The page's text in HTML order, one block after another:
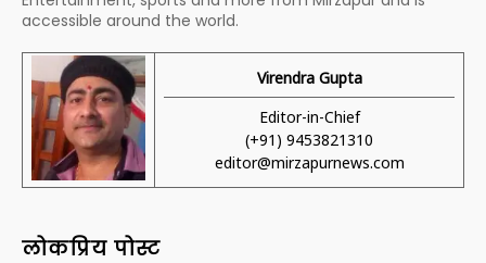
accessible around the world.
Virendra Gupta
Editor-in-Chief
(+91) 9453821310
editor@mirzapurnews.com
लोकप्रिय पोस्ट